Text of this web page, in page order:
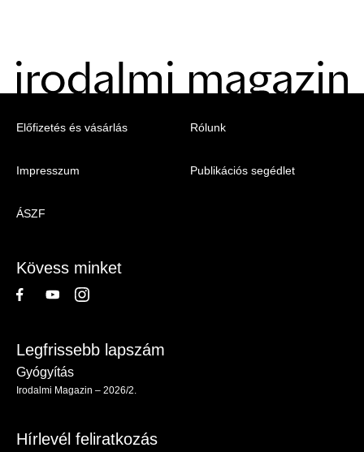
Menu
Irodalmi
Előfizetés és vásárlás
Impresszum
ÁSZF
Rólunk
Publikációs segédlet
Kövess minket
Legfrissebb lapszám
Gyógyítás
Irodalmi Magazin – 2026/2.
Hírlevél feliratkozás